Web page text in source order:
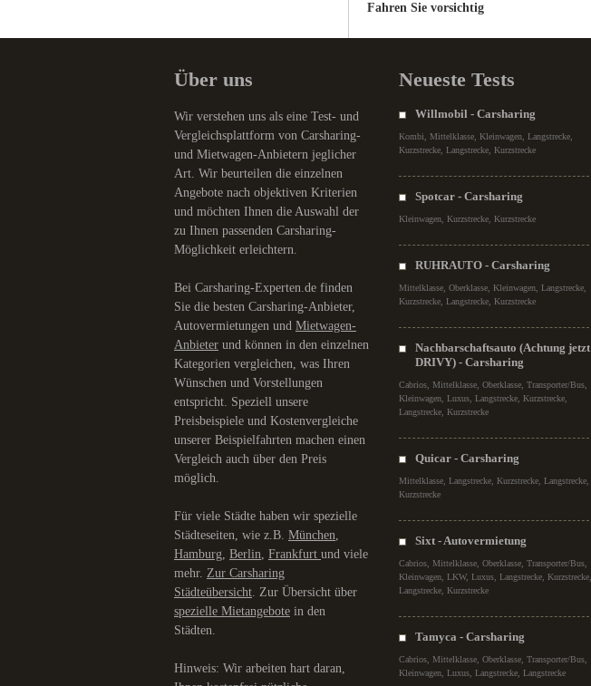
Fahren Sie vorsichtig
Über uns
Wir verstehen uns als eine Test- und
Vergleichsplattform von Carsharing-
und Mietwagen-Anbietern jeglicher
Art. Wir beurteilen die einzelnen
Angebote nach objektiven Kriterien
und möchten Ihnen die Auswahl der
zu Ihnen passenden Carsharing-
Möglichkeit erleichtern.
Bei Carsharing-Experten.de finden
Sie die besten Carsharing-Anbieter,
Autovermietungen und Mietwagen-
Anbieter und können in den einzelnen
Kategorien vergleichen, was Ihren
Wünschen und Vorstellungen
entspricht. Speziell unsere
Preisbeispiele und Kostenvergleiche
unserer Beispielfahrten machen einen
Vergleich auch über den Preis
möglich.
Für viele Städte haben wir spezielle
Städteseiten, wie z.B. München,
Hamburg, Berlin, Frankfurt und viele
mehr. Zur Carsharing
Städteübersicht. Zur Übersicht über
spezielle Mietangebote in den
Städten.
Hinweis: Wir arbeiten hart daran,
Neueste Tests
Willmobil - Carsharing
Kombi, Mittelklasse, Kleinwagen, Langstrecke,
Kurzstrecke, Langstrecke, Kurzstrecke
Spotcar - Carsharing
Kleinwagen, Kurzstrecke, Kurzstrecke
RUHRAUTO - Carsharing
Mittelklasse, Oberklasse, Kleinwagen, Langstrecke,
Kurzstrecke, Langstrecke, Kurzstrecke
Nachbarschaftsauto (Achtung jetzt
DRIVY) - Carsharing
Cabrios, Mittelklasse, Oberklasse, Transporter/Bus,
Kleinwagen, Luxus, Langstrecke, Kurzstrecke,
Langstrecke, Kurzstrecke
Quicar - Carsharing
Mittelklasse, Langstrecke, Kurzstrecke, Langstrecke,
Kurzstrecke
Sixt - Autovermietung
Cabrios, Mittelklasse, Oberklasse, Transporter/Bus,
Kleinwagen, LKW, Luxus, Langstrecke, Kurzstrecke,
Langstrecke, Kurzstrecke
Tamyca - Carsharing
Cabrios, Mittelklasse, Oberklasse, Transporter/Bus,
Kleinwagen, Luxus, Langstrecke, Langstrecke